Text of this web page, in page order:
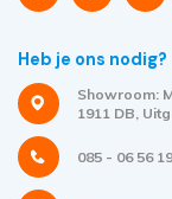
Heb je ons nodig?
Showroom:
1911 DB,
085 - 06 56